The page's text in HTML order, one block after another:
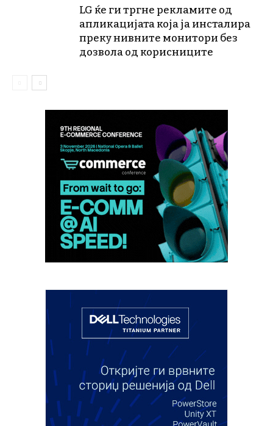
LG ќе ги тргне рекламите од
апликацијата која ја инсталира
преку нивните монитори без
дозвола од корисниците